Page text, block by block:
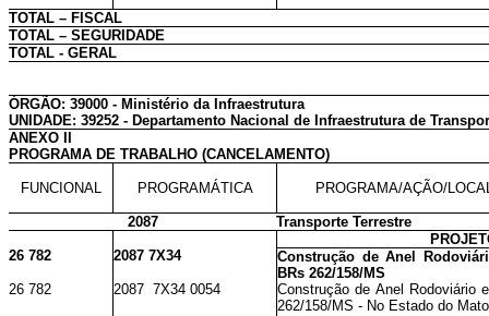
TOTAL – FISCAL
TOTAL – SEGURIDADE
TOTAL - GERAL
ÓRGÃO: 39000 - Ministério da Infraestrutura
UNIDADE: 39252 - Departamento Nacional de Infraestrutura de
ANEXO II
PROGRAMA DE TRABALHO (CANCELAMENTO)
FUNCIONAL PROGRAMÁTICA PROGRAMA/AÇÃO/
2087
Transporte Terrestre
26 782
2087 7X34
Construção de Anel
BRs 262/158/MS
26 782
2087 7X34 0054
Construção de Anel Rodoviário
262/158/MS - No Estado do